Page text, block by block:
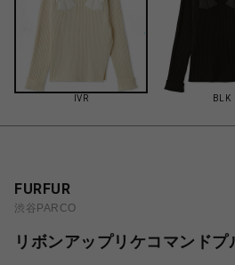
IVR BLK
FURFUR
渋谷PARCO
リボンアップリケコマンドプ